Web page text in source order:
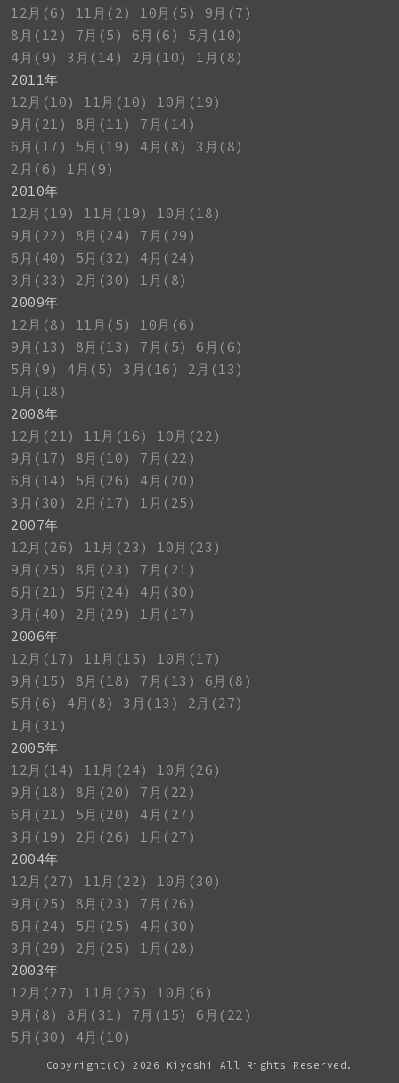
12月(6)
11月(2) 10月(5)
9月(7)
8月(12)
7月(5) 6月(6)
5月(10)
4月(9)
3月(14) 2月(10)
1月(8)
2011年
12月(10)
11月(10)
10月(19)
9月(21)
8月(11)
7月(14)
6月(17)
5月(19) 4月(8)
3月(8)
2月(6)
1月(9)
2010年
12月(19)
11月(19)
10月(18)
9月(22)
8月(24)
7月(29)
6月(40)
5月(32)
4月(24)
3月(33)
2月(30)
1月(8)
2009年
12月(8)
11月(5)
10月(6)
9月(13)
8月(13) 7月(5)
6月(6)
5月(9)
4月(5) 3月(16)
2月(13)
1月(18)
2008年
12月(21)
11月(16)
10月(22)
9月(17)
8月(10)
7月(22)
6月(14)
5月(26)
4月(20)
3月(30)
2月(17)
1月(25)
2007年
12月(26)
11月(23)
10月(23)
9月(25)
8月(23)
7月(21)
6月(21)
5月(24)
4月(30)
3月(40)
2月(29)
1月(17)
2006年
12月(17)
11月(15)
10月(17)
9月(15)
8月(18) 7月(13)
6月(8)
5月(6)
4月(8) 3月(13)
2月(27)
1月(31)
2005年
12月(14)
11月(24)
10月(26)
9月(18)
8月(20)
7月(22)
6月(21)
5月(20)
4月(27)
3月(19)
2月(26)
1月(27)
2004年
12月(27)
11月(22)
10月(30)
9月(25)
8月(23)
7月(26)
6月(24)
5月(25)
4月(30)
3月(29)
2月(25)
1月(28)
2003年
12月(27)
11月(25)
10月(6)
9月(8)
8月(31) 7月(15)
6月(22)
5月(30)
4月(10)
Copyright(C) 2026 Kiyoshi All Rights Reserved.